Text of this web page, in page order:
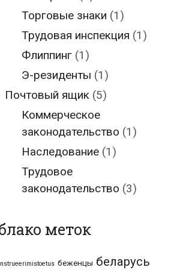
Торговые знаки (1)
Трудовая инспекция (1)
Флиппинг (1)
Э-резиденты (1)
Почтовый ящик(5)
Коммерческое
законодательство (1)
Наследование (1)
Трудовое
законодательство (3)
меток
беженцы беларусь